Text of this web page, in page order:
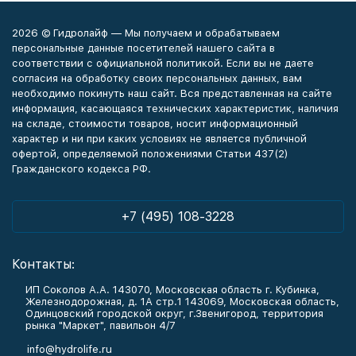
2026 © Гидролайф — Мы получаем и обрабатываем
персональные данные посетителей нашего сайта в
соответствии с официальной политикой. Если вы не даете
согласия на обработку своих персональных данных, вам
необходимо покинуть наш сайт. Вся представленная на сайте
информация, касающаяся технических характеристик, наличия
на складе, стоимости товаров, носит информационный
характер и ни при каких условиях не является публичной
офертой, определяемой положениями Статьи 437(2)
Гражданского кодекса РФ.
+7 (495) 108-3228
Контакты:
ИП Соколов А.А. 143070, Московская область г. Кубинка,
Железнодорожная, д. 1А стр.1 143069, Московская область,
Одинцовский городской округ, г.Звенигород, территория
рынка "Маркет", павильон 4/7
info@hydrolife.ru